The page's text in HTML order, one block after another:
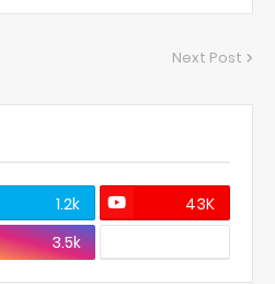
Next Post
1.2k
43K
3.5k